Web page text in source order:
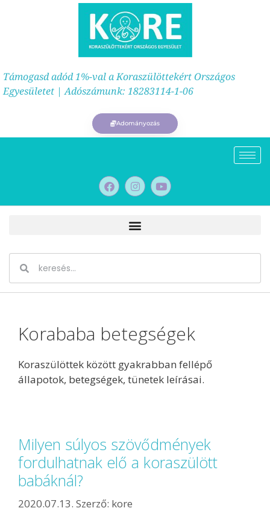
Támogasd adód 1%-val a Koraszülöttekért Országos
Egyesületet | Adószámunk: 18283114-1-06
Adományozás
Korababa betegségek
Koraszülöttek között gyakrabban fellépő
állapotok, betegségek, tünetek leírásai.
Milyen súlyos szövődmények
fordulhatnak elő a koraszülött
babáknál?
2020.07.13. Szerző: kore